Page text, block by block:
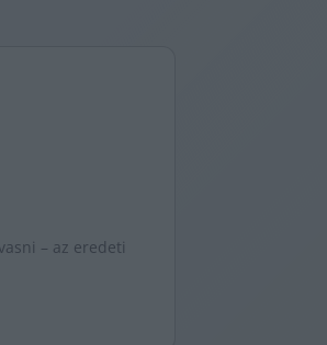
– az eredeti